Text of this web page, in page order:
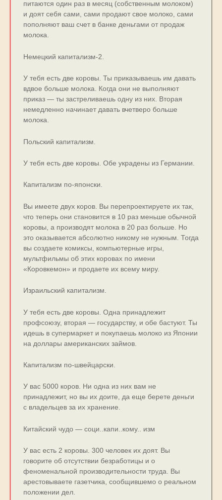
питаются один раз в месяц (собственным молоком)
и доят себя сами, сами продают свое молоко, сами
пополняют ваш счет в банке деньгами от продаж
молока.
Немецкий капитализм-2.
У тебя есть две коровы. Ты приказываешь им давать
вдвое больше молока. Когда они не выполняют
приказ — ты застреливаешь одну из них. Вторая
немедленно начинает давать вчетверо больше
молока.
Польский капитализм.
У тебя есть две коровы. Обе украдены из Германии.
Капитализм по-японски.
Вы имеете двух коров. Вы перепроектируете их так,
что теперь они становится в 10 раз меньше обычной
коровы, а производят молока в 20 раз больше. Но
это оказывается абсолютно никому не нужным. Тогда
вы создаете комиксы, компьютерные игры,
мультфильмы об этих коровах по имени
«Коровкемон» и продаете их всему миру.
Израильский капитализм.
У тебя есть две коровы. Одна принадлежит
профсоюзу, вторая — государству, и обе бастуют. Ты
идешь в супермаркет и покупаешь молоко из Японии
на доллары американских займов.
Капитализм по-швейцарски.
У вас 5000 коров. Ни одна из них вам не
принадлежит, но вы их доите, да еще берете деньги
с владельцев за их хранение.
Китайский чудо — соци..капи..кому.. изм
У вас есть 2 коровы. 300 человек их доят. Вы
говорите об отсутствии безработицы и о
феноменальной производительности труда. Вы
арестовываете газетчика, сообщившемо о реальном
положении дел.